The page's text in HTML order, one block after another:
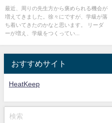
最近、周りの先生方から褒められる機会が
増えてきました。徐々にですが、学級が落
ち着いてきたのかなと思います。 リーダ
ーが増え、学級をつくってい...
おすすめサイト
HeatKeep